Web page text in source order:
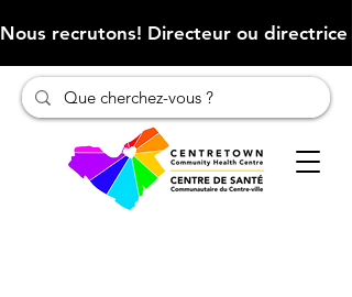
Nous recrutons! Directeur ou